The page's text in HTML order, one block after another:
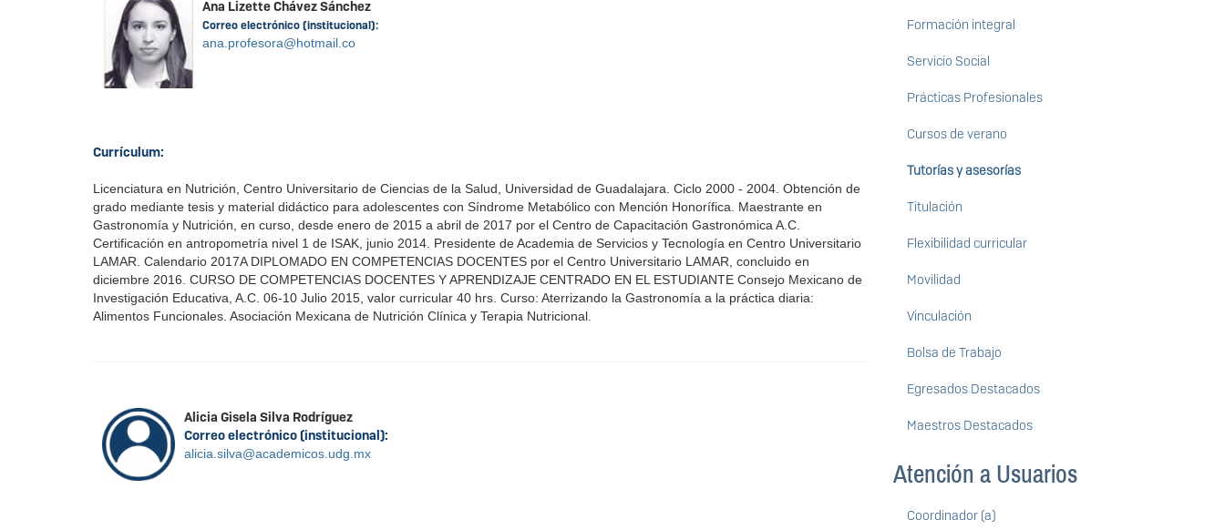
Ana Lizette Chávez Sánchez
Correo electrónico (institucional):
ana.profesora@hotmail.co
Currículum:
Licenciatura en Nutrición, Centro Universitario de Ciencias de la Salud, Universidad de Guadalajara. Ciclo 2000 - 2004. Obtención de
grado mediante tesis y material didáctico para adolescentes con Síndrome Metabólico con Mención Honorífica. Maestrante en
Gastronomía y Nutrición, en curso, desde enero de 2015 a abril de 2017 por el Centro de Capacitación Gastronómica A.C.
Certificación en antropometría nivel 1 de ISAK, junio 2014. Presidente de Academia de Servicios y Tecnología en Centro Universitario
LAMAR. Calendario 2017A DIPLOMADO EN COMPETENCIAS DOCENTES por el Centro Universitario LAMAR, concluido en
diciembre 2016. CURSO DE COMPETENCIAS DOCENTES Y APRENDIZAJE CENTRADO EN EL ESTUDIANTE Consejo Mexicano de
Investigación Educativa, A.C. 06-10 Julio 2015, valor curricular 40 hrs. Curso: Aterrizando la Gastronomía a la práctica diaria:
Alimentos Funcionales. Asociación Mexicana de Nutrición Clínica y Terapia Nutricional.
Alicia Gisela Silva Rodríguez
Correo electrónico (institucional):
alicia.silva@academicos.udg.mx
Formación integral
Servicio Social
Prácticas Profesionales
Cursos de verano
Tutorías y asesorías
Titulación
Flexibilidad curricular
Movilidad
Vinculación
Bolsa de Trabajo
Egresados Destacados
Maestros Destacados
Atención a Usuarios
Coordinador (a)